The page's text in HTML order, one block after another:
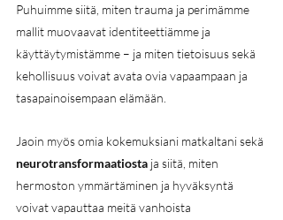
Puhuimme siitä, miten trauma ja perimämme
mallit muovaavat identiteettiämme ja
käyttäytymistämme – ja miten tietoisuus sekä
kehollisuus voivat avata ovia vapaampaan ja
tasapainoisempaan elämään.
Jaoin myös omia kokemuksiani matkaltani sekä
neurotransformaatiosta ja siitä, miten
hermoston ymmärtäminen ja hyväksyntä
voivat vapauttaa meitä vanhoista